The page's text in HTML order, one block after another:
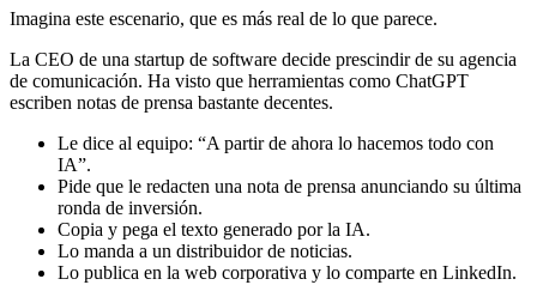
Imagina este escenario, que es más real de lo que parece.
La CEO de una startup de software decide prescindir de su agencia
de comunicación. Ha visto que herramientas como ChatGPT
escriben notas de prensa bastante decentes.
Le dice al equipo: “A partir de ahora lo hacemos todo con
IA”.
Pide que le redacten una nota de prensa anunciando su última
ronda de inversión.
Copia y pega el texto generado por la IA.
Lo manda a un distribuidor de noticias.
Lo publica en la web corporativa y lo comparte en LinkedIn.